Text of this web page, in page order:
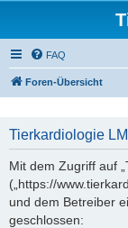
FAQ
Foren-Übersicht
Tierkardiologie
Mit dem Zugriff auf
(„https://
und dem Betreiber
geschlossen: